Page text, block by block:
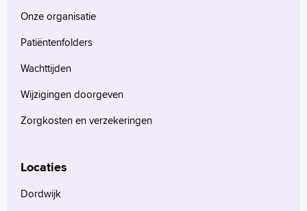
Onze organisatie
Patiëntenfolders
Wachttijden
Wijzigingen doorgeven
Zorgkosten en verzekeringen
Locaties
Dordwijk